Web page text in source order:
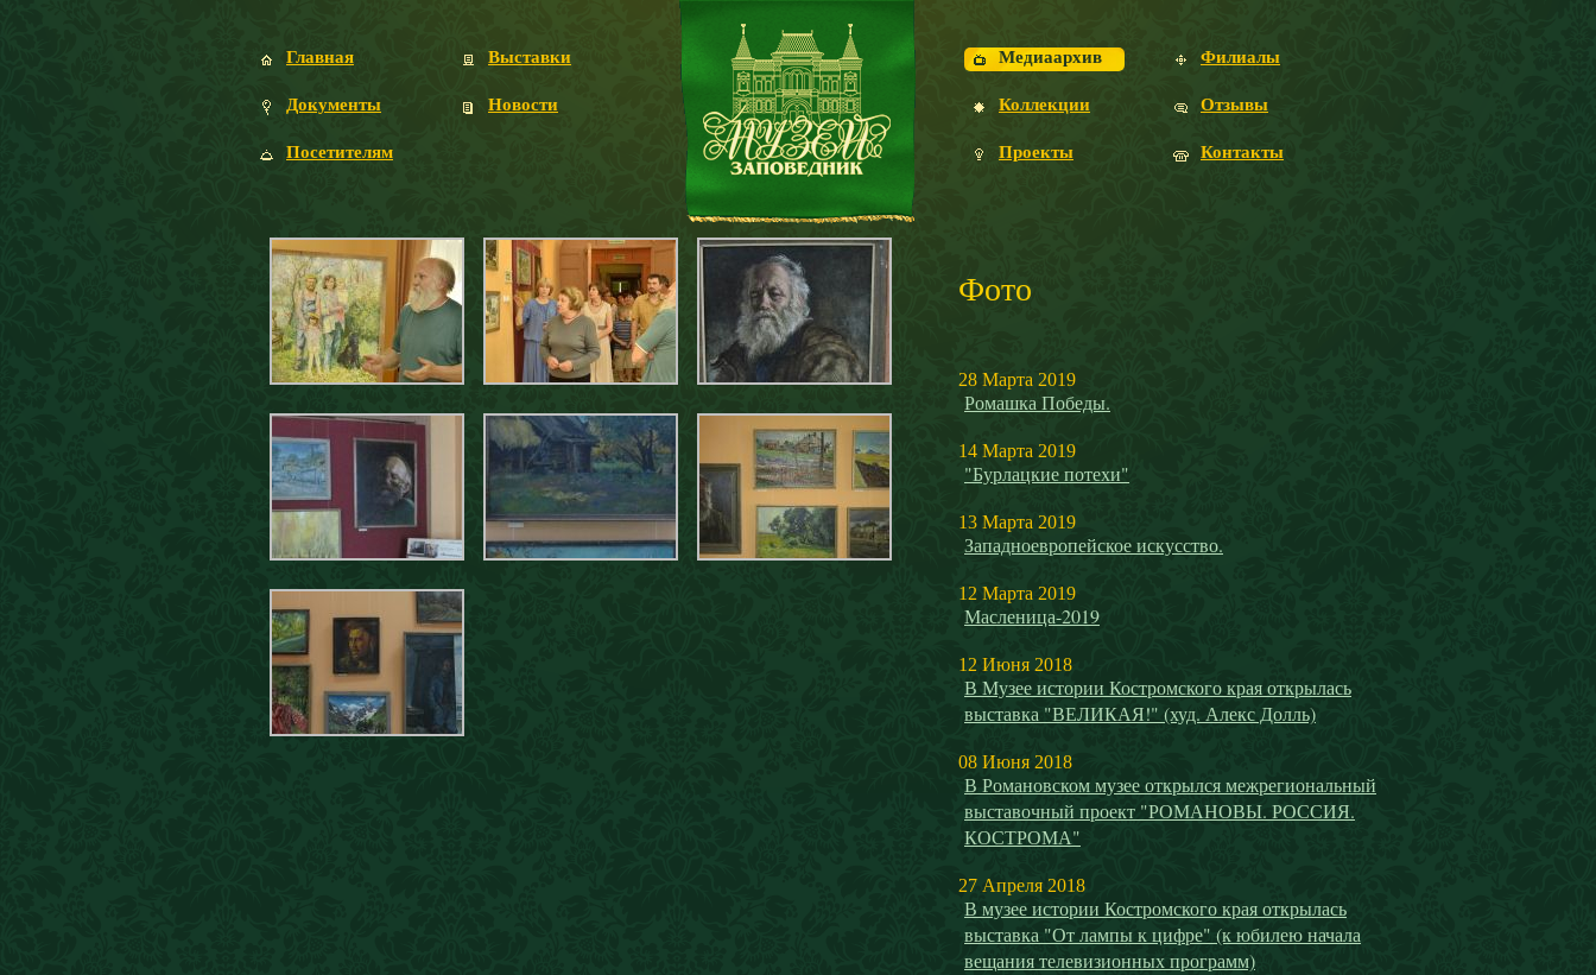
Главная
Документы
Посетителям
Выставки
Новости
Медиаархив
Коллекции
Проекты
Филиалы
Отзывы
Контакты
Фото
28 Марта 2019
Ромашка Победы.
14 Марта 2019
"Бурлацкие потехи"
13 Марта 2019
Западноевропейское искусство.
12 Марта 2019
Масленица-2019
12 Июня 2018
В Музее истории Костромского края открылась
выставка "ВЕЛИКАЯ!" (худ. Алекс Долль)
08 Июня 2018
В Романовском музее открылся межрегиональный
выставочный проект "РОМАНОВЫ. РОССИЯ.
КОСТРОМА"
27 Апреля 2018
В музее истории Костромского края открылась
выставка "От лампы к цифре" (к юбилею начала
вещания телевизионных программ)